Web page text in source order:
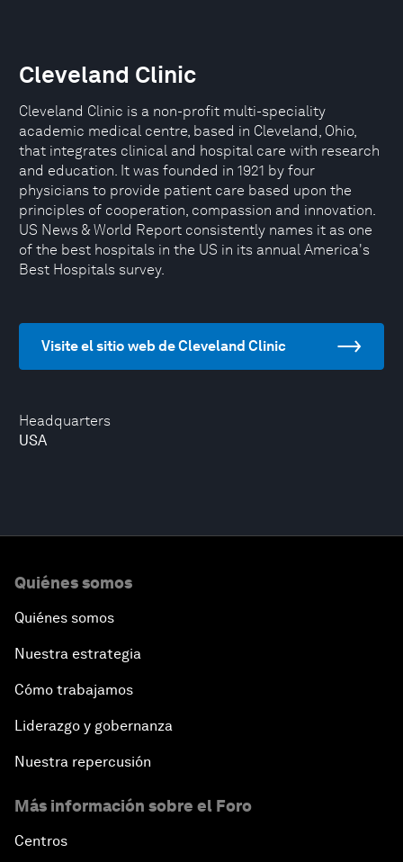
Headquarters
USA
Cleveland Clinic
Cleveland Clinic is a non-profit multi-speciality
academic medical centre, based in Cleveland, Ohio,
that integrates clinical and hospital care with research
and education. It was founded in 1921 by four
physicians to provide patient care based upon the
principles of cooperation, compassion and innovation.
US News & World Report consistently names it as one
of the best hospitals in the US in its annual America's
Best Hospitals survey.
Visite el sitio web de Cleveland Clinic
Quiénes somos
Quiénes somos
Nuestra estrategia
Cómo trabajamos
Liderazgo y gobernanza
Nuestra repercusión
Más información sobre el Foro
Centros